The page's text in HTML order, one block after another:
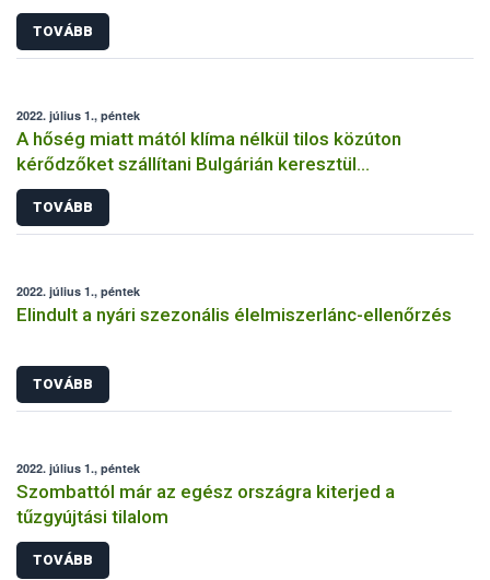
TOVÁBB
2022. július 1., péntek
A hőség miatt mától klíma nélkül tilos közúton
kérődzőket szállítani Bulgárián keresztül
Törökországba
TOVÁBB
2022. július 1., péntek
Elindult a nyári szezonális élelmiszerlánc-ellenőrzés
TOVÁBB
2022. július 1., péntek
Szombattól már az egész országra kiterjed a
tűzgyújtási tilalom
TOVÁBB